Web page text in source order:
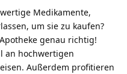
Medikamente,
um sie zu kaufen?
genau richtig!
an hochwertigen
Außerdem profitieren